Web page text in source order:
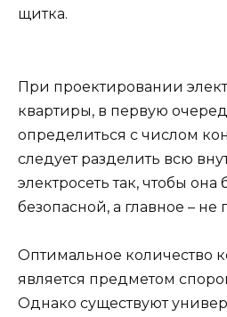
щитка.
При проектировании
квартиры, в первую
определиться с числом
следует разделить всю
электросеть так, чтобы
безопасной, а главное –
Оптимальное количество
является предметом
Однако существуют